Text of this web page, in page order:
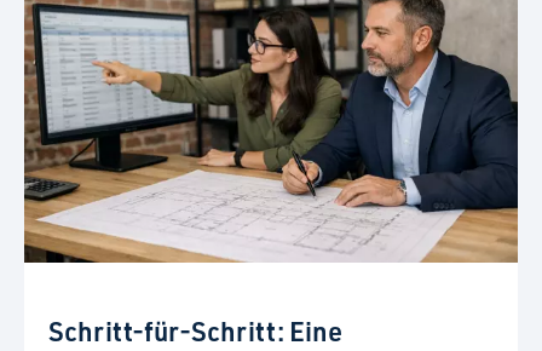
Schritt-für-Schritt: Eine